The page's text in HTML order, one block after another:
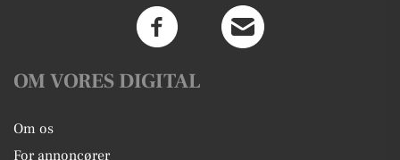
OM VORES DIGITAL
Om os
For annoncører